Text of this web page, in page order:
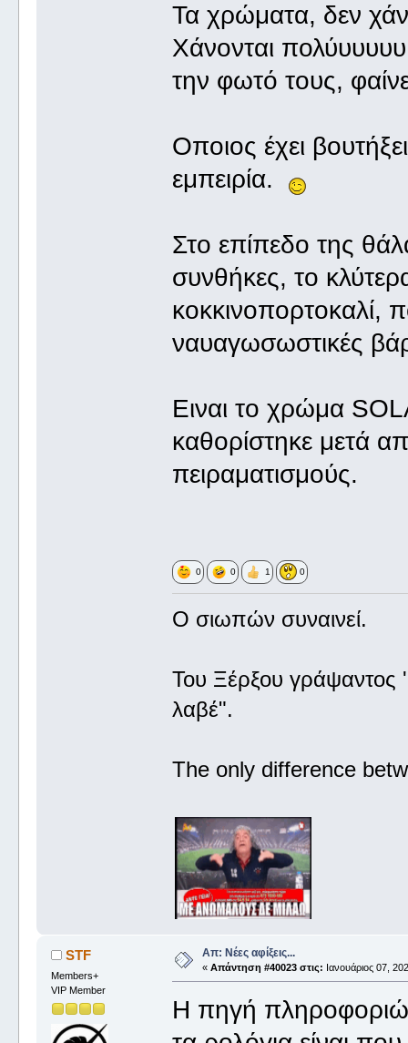
Τα χρώματα, δεν
Χάνονται
την φωτό τους,
Οποιος έχει
εμπειρία.
Στο επίπεδο της
συνθήκες, το
κοκκινοπορτοκαλί,
ναυαγωσωστικές
Ειναι το χρώμα
καθορίστηκε μετά
πειραματισμούς.
0 0 1 0
Ο σιωπών συναινεί.
Του Ξέρξου
λαβέ".
The only difference
STF
Members+
VIP Member
Απ: Νέες αφίξεις...
« Απάντηση #40023 στις: Ιανουάριος 07,
Η πηγή